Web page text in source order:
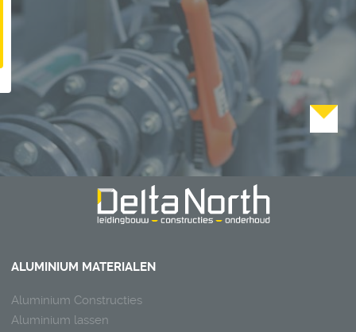
ALUMINIUM MATERIALEN
Aluminium Constructies
Aluminium lassen